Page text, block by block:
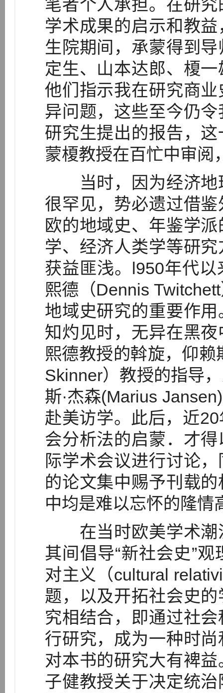
笔者个人承担。在研
学术成果的启示和教
生院期间，承蒙得到
定生、山本达郎、榎
他们指示我在研究商
异问题，这些至今仍
研究生提出的报告，
蒙榎教授在百忙中审阅
当时，因为经济地
很罕见，势必遗过借
欧的地域史、年鉴学
学、经济人类学等研
获益匪浅。l950年代
熙德（Dennis
地域史研究的重要作
知灼见时，无异在黑
熙德教授的斡旋，仰
Skinner）教授的指导
斯·杰森(Marius
赴美访学。此后，近
会分析法的启蒙．才
际学术会议进行讨论
的论文集中赐予刊载
中均是难以忘怀的隆情
在当时欧美学术潮
其间倡导“新社会史”
对主义（cultural
题，以及开拓社会史
究相结合，即通过社
行研究，成为一种时
对本书的研究大有裨
子健教授关于决定统